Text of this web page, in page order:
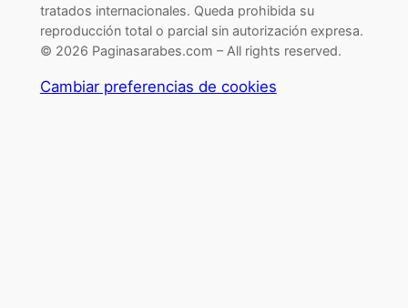
tratados internacionales. Queda prohibida su
reproducción total o parcial sin autorización expresa.
© 2026 Paginasarabes.com – All rights reserved.
Cambiar preferencias de cookies